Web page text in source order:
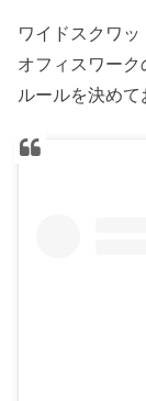
ワイドスクワッ
オフィスワー
ルールを決め